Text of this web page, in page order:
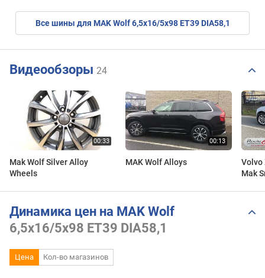
Все шины для MAK Wolf 6,5x16/5x98 ET39 DIA58,1
Видеообзоры 24
Mak Wolf Silver Alloy
Wheels
MAK Wolf Alloys
Volvo
Mak
Динамика цен на MAK Wolf
6,5x16/5x98 ET39 DIA58,1
Цена Кол-во магазинов